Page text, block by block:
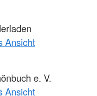
Ansicht
e. V.
Ansicht